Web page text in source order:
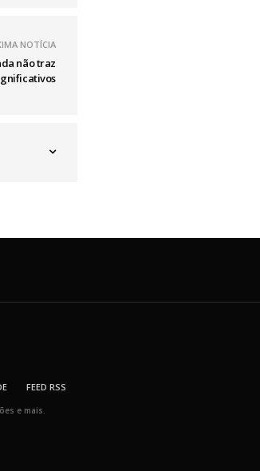
NOTÍCIA
não traz
FEED RSS
e mais.